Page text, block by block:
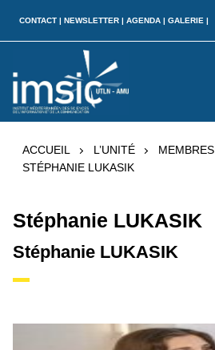
CONTACT | NEWSLETTER | AGENDA | GALERIE |
ACCUEIL L’UNITÉ
MEMBRES
STÉPHANIE LUKASIK
Stéphanie LUKASIK
Stéphanie LUKASIK